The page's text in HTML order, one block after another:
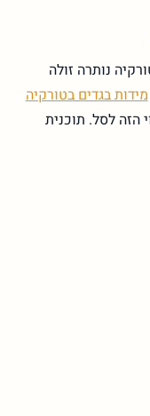
נותרה זולה
מידות בגדים בטורקיה
הזה לסל. תוכנית